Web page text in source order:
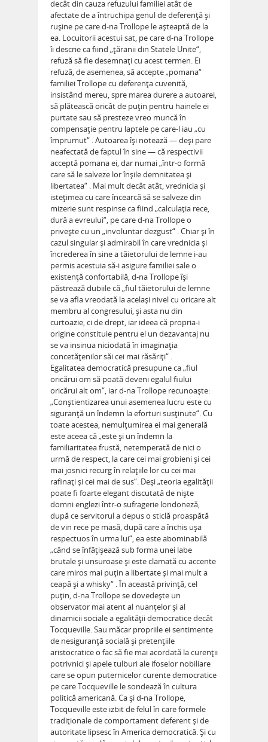
decât din cauza refuzului familiei atât de
afectate de a întruchipa genul de deferenţă şi
ruşine pe care d-na Trollope le aşteaptă de la
ea. Locuitorii acestui sat, pe care d-na Trollope
îi descrie ca fiind „ţăranii din Statele Unite“,
refuză să fie desemnaţi cu acest termen. Ei
refuză, de asemenea, să accepte „pomana“
familiei Trollope cu deferenţa cuvenită,
insistând mereu, spre marea durere a autoarei,
să plătească oricât de puţin pentru hainele ei
purtate sau să presteze vreo muncă în
compensaţie pentru laptele pe care-l iau „cu
împrumut“ . Autoarea îşi notează — deşi pare
neafectată de faptul în sine — că respectivii
acceptă pomana ei, dar numai „într-o formă
care să le salveze lor înşile demnitatea şi
libertatea“ . Mai mult decât atât, vrednicia şi
isteţimea cu care încearcă să se salveze din
mizerie sunt respinse ca fiind „calculaţia rece,
dură a evreului“, pe care d-na Trollope o
priveşte cu un „involuntar dezgust“ . Chiar şi în
cazul singular şi admirabil în care vrednicia şi
încrederea în sine a tăietorului de lemne i-au
permis acestuia să-i asigure familiei sale o
existenţă confortabilă, d-na Trollope îşi
păstrează dubiile că „fiul tăietorului de lemne
se va afla vreodată la acelaşi nivel cu oricare alt
membru al congresului, şi asta nu din
curtoazie, ci de drept, iar ideea că propria-i
origine constituie pentru el un dezavantaj nu
se va insinua niciodată în imaginaţia
concetăţenilor săi cei mai răsăriţi“ .
Egalitatea democratică presupune ca „fiul
oricărui om să poată deveni egalul fiului
oricărui alt om“, iar d-na Trollope recunoaşte:
„Conştientizarea unui asemenea lucru este cu
siguranţă un îndemn la eforturi susţinute“. Cu
toate acestea, nemulţumirea ei mai generală
este aceea că „este şi un îndemn la
familiaritatea frustă, netemperată de nici o
urmă de respect, la care cei mai grobieni şi cei
mai josnici recurg în relaţiile lor cu cei mai
rafinaţi şi cei mai de sus“. Deşi „teoria egalităţii
poate fi foarte elegant discutată de nişte
domni englezi într-o sufragerie londoneză,
după ce servitorul a depus o sticlă proaspătă
de vin rece pe masă, după care a închis uşa
respectuos în urma lui“, ea este abominabilă
„când se înfăţişează sub forma unei labe
brutale şi unsuroase şi este clamată cu accente
care miros mai puţin a libertate şi mai mult a
ceapă şi a whisky“ . În această privinţă, cel
puţin, d-na Trollope se dovedeşte un
observator mai atent al nuanţelor şi al
dinamicii sociale a egalităţii democratice decât
Tocqueville. Sau măcar propriile ei sentimente
de nesiguranţă socială şi pretenţiile
aristocratice o fac să fie mai acordată la curenţii
potrivnici şi apele tulburi ale ifoselor nobiliare
care se opun puternicelor curente democratice
pe care Tocqueville le sondează în cultura
politică americană. Ca şi d-na Trollope,
Tocqueville este izbit de felul în care formele
tradiţionale de comportament deferent şi de
autoritate lipsesc în America democratică. Şi cu